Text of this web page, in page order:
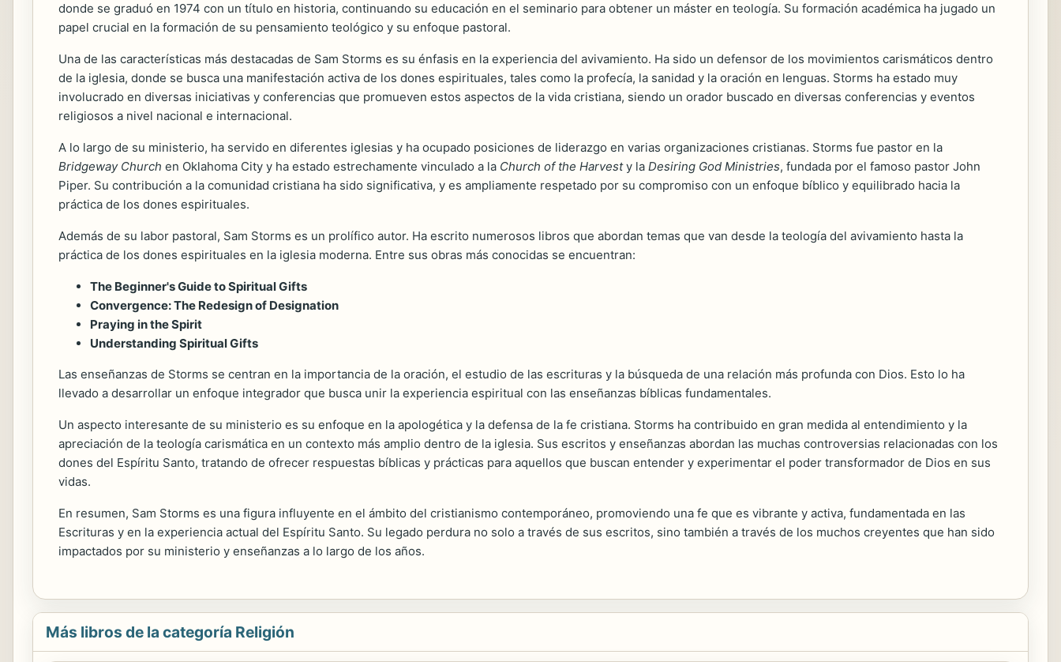
donde se graduó en 1974 con un título en historia, continuando su educación en el seminario para obtener un máster en teología. Su formación académica ha jugado un
papel crucial en la formación de su pensamiento teológico y su enfoque pastoral.
Una de las características más destacadas de Sam Storms es su énfasis en la experiencia del avivamiento. Ha sido un defensor de los movimientos carismáticos dentro
de la iglesia, donde se busca una manifestación activa de los dones espirituales, tales como la profecía, la sanidad y la oración en lenguas. Storms ha estado muy
involucrado en diversas iniciativas y conferencias que promueven estos aspectos de la vida cristiana, siendo un orador buscado en diversas conferencias y eventos
religiosos a nivel nacional e internacional.
A lo largo de su ministerio, ha servido en diferentes iglesias y ha ocupado posiciones de liderazgo en varias organizaciones cristianas. Storms fue pastor en la
Bridgeway Church en Oklahoma City y ha estado estrechamente vinculado a la Church of the Harvesty la Desiring God Ministries, fundada por el famoso pastor John
Piper. Su contribución a la comunidad cristiana ha sido significativa, y es ampliamente respetado por su compromiso con un enfoque bíblico y equilibrado hacia la
práctica de los dones espirituales.
Además de su labor pastoral, Sam Storms es un prolífico autor. Ha escrito numerosos libros que abordan temas que van desde la teología del avivamiento hasta la
práctica de los dones espirituales en la iglesia moderna. Entre sus obras más conocidas se encuentran:
The Beginner's Guide to Spiritual Gifts
Convergence: The Redesign of Designation
Praying in the Spirit
Understanding Spiritual Gifts
Las enseñanzas de Storms se centran en la importancia de la oración, el estudio de las escrituras y la búsqueda de una relación más profunda con Dios. Esto lo ha
llevado a desarrollar un enfoque integrador que busca unir la experiencia espiritual con las enseñanzas bíblicas fundamentales.
Un aspecto interesante de su ministerio es su enfoque en la apologética y la defensa de la fe cristiana. Storms ha contribuido en gran medida al entendimiento y la
apreciación de la teología carismática en un contexto más amplio dentro de la iglesia. Sus escritos y enseñanzas abordan las muchas controversias relacionadas con los
dones del Espíritu Santo, tratando de ofrecer respuestas bíblicas y prácticas para aquellos que buscan entender y experimentar el poder transformador de Dios en sus
vidas.
En resumen, Sam Storms es una figura influyente en el ámbito del cristianismo contemporáneo, promoviendo una fe que es vibrante y activa, fundamentada en las
Escrituras y en la experiencia actual del Espíritu Santo. Su legado perdura no solo a través de sus escritos, sino también a través de los muchos creyentes que han sido
impactados por su ministerio y enseñanzas a lo largo de los años.
Más libros de la categoría Religión